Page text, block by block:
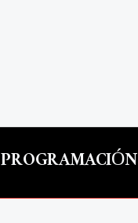
PROGRAMACIÓN